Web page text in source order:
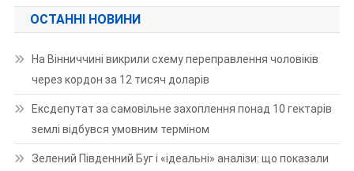
ОСТАННІ НОВИНИ
На Вінниччині викрили схему переправлення чоловіків
через кордон за 12 тисяч доларів
Ексдепутат за самовільне захоплення понад 10 гектарів
землі відбувся умовним терміном
Зелений Південний Буг і «ідеальні» аналізи: що показали